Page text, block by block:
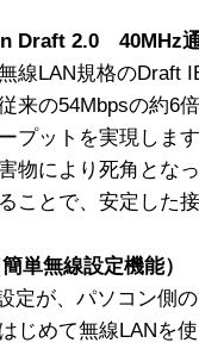
Draft 2.0 40MHz
線LAN規格のDraft
来の54Mbpsの約6
プットを実現しま
物により死角とな
ことで、安定した
単無線設定機能）
定が、パソコン側
じめて無線LANを